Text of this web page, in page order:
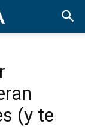
(y te